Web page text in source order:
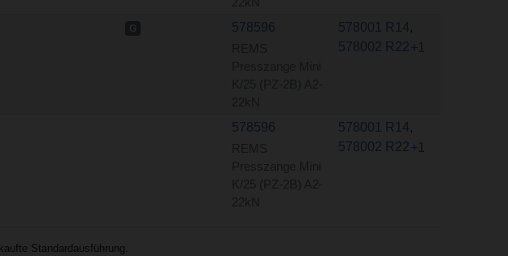
578596 578001 R14,
578002 R22+1
578596 578001 R14,
578002 R22+1
Standardausführung.